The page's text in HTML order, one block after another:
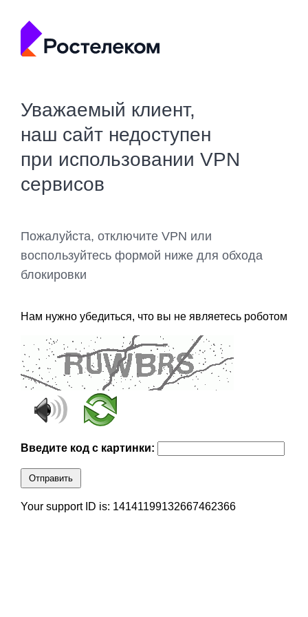
Уважаемый клиент,
наш сайт недоступен
при использовании VPN
сервисов
Пожалуйста, отключите VPN или
воспользуйтесь формой ниже для обхода
блокировки
Нам нужно убедиться, что вы не являетесь роботом
Введите код с картинки:
Отправить
Your support ID is: 14141199132667462366